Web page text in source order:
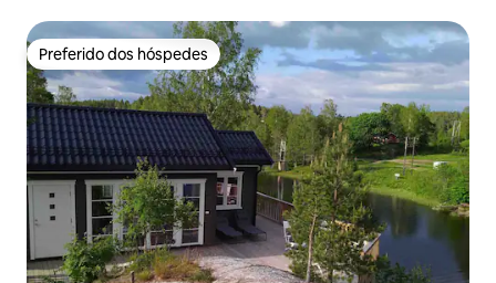
Preferido dos hóspedes
Preferido dos hóspedes